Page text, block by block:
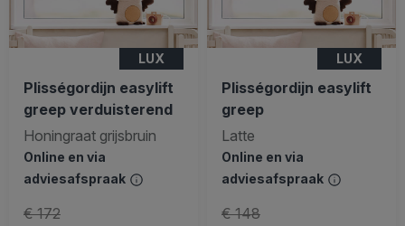
LUX
Plisségordijn easylift
greep verduisterend
Honingraat grijsbruin
Online en via
adviesafspraak
€ 172
LUX
Plisségordijn easylift
greep
Latte
Online en via
adviesafspraak
€ 148